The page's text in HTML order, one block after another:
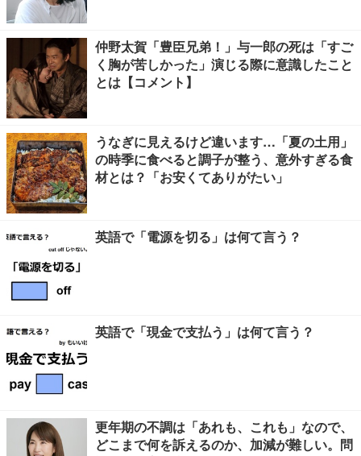
仲野太賀「豊臣兄弟！」与一郎の死は「すご
く胸が苦しかった」演じる際に意識したこと
とは【コメント】
うなぎに見えるけど違います…「夏の土用」
の時季に食べると調子が整う、意外すぎる食
材とは？「お安くてありがたい」
英語で「電源を切る」は何て言う？
英語で「現金で支払う」は何て言う？
更年期の不調は「あれも、これも」なので、
どこまで何を訴えるのか、加減が難しい。問